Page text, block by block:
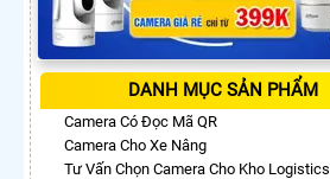
DANH MỤC SẢN PHẨM
Camera Có Đọc Mã QR
Camera Cho Xe Nâng
Tư Vấn Chọn Camera Cho Kho Logistics